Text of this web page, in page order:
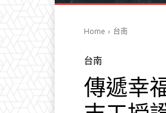
Home 台南
台南
傳遞幸